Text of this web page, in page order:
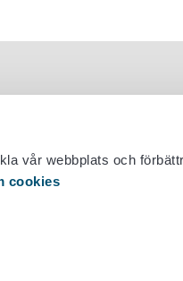
vår webbplats och
cookies